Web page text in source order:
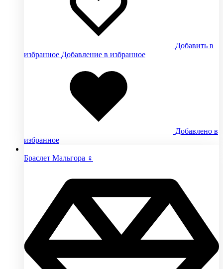
Добавить в
избранное Добавление в избранное
Добавлено в
избранное
Браслет Мальгора ♀